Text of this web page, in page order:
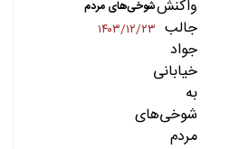
شوخی‌های مردم
۱۴۰۳/۱۲/۲۳